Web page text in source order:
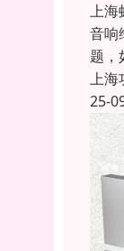
上海
音响
题，
上海
25-